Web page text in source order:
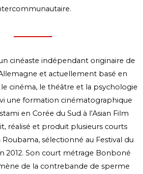
cinéaste indépendant originaire de
et actuellement basé en
cinéma, le théâtre et la psychologie
une formation cinématographique
en Corée du Sud à l’Asian Film
réalisé et produit plusieurs courts
sélectionné au Festival du
2012. Son court métrage Bonboné
de la contrebande de sperme